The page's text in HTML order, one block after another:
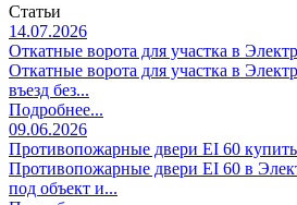
Статьи
14.07.2026
Откатные ворота для участка в
Откатные ворота для участка в
въезд без...
Подробнее...
09.06.2026
Противопожарные двери EI 60
Противопожарные двери EI 60 в
под объект и...